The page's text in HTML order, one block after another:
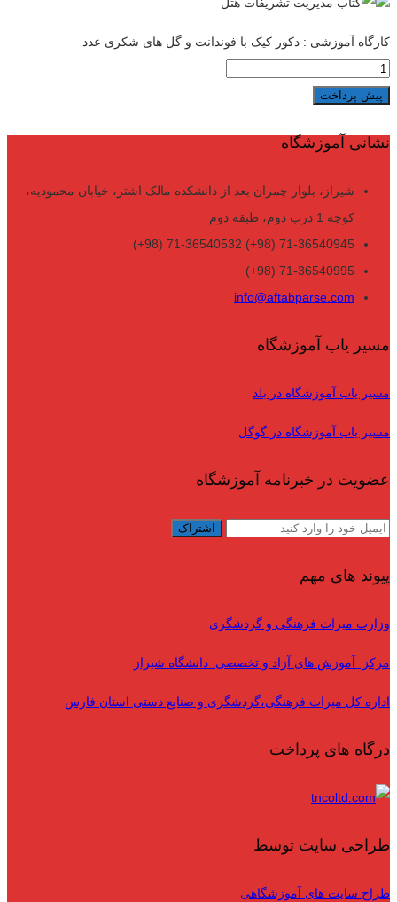
کارگاه آموزشی : دکور کیک با فوندانت و گل های شکری عدد
پیش پرداخت
نشانی آموزشگاه
شیراز، بلوار چمران بعد از دانشکده مالک اشتر، خیابان محمودیه،
کوچه 1 درب دوم، طبقه دوم
71-36540945 (98+) 71-36540532 (98+)
71-36540995 (98+)
info@aftabparse.com
مسیر یاب آموزشگاه
مسیر یاب آموزشگاه در بلد
مسیر یاب آموزشگاه در گوگل
عضویت در خبرنامه آموزشگاه
پیوند های مهم
وزارت میراث فرهنگی و گردشگری
مرکز آموزش های آزاد و تخصصی دانشگاه شیراز
اداره کل میراث فرهنگی،گردشگری و صنایع دستی استان فارس
درگاه های پرداخت
طراحی سایت توسط
طراح سایت های آموزشگاهی